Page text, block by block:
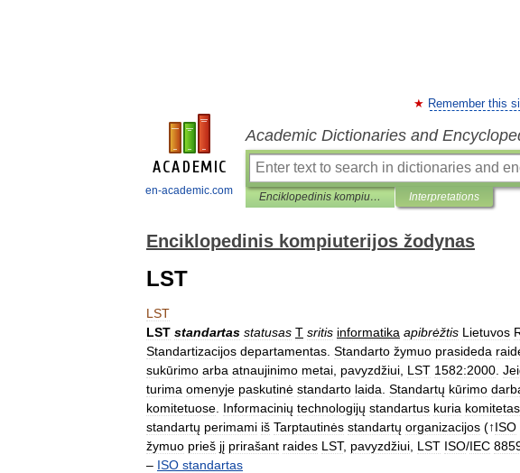
en-academic.com
Remember this
Academic Dictionaries and
Enciklopedinis kompiuterijos žodynas Interpretations
Enciklopedinis kompiuterijos žodynas
LST
LST
LST standartas statusas T sritis informatika apibrėžtis Lietuvos
Standartizacijos departamentas Standarto žymuo prasideda
sukūrimo arba atnaujinimo metai pavyzdžiui LST 1582:2000
turima omenyje paskutinė standarto laida Standartų kūrimo
komitetuose Informacinių technologijų standartus kuria komitetas
standartų perimami iš Tarptautinės standartų organizacijos (↑ISO
žymuo prieš jį prirašant raides LST, pavyzdžiui LST ISO/IEC
– ISO standartas